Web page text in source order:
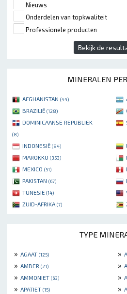
Nieuws
Onderdelen van topkwaliteit
Professionele producten
Bekijk de
MINERALEN
AFGHANISTAN (44)
BRAZILIË (128)
DOMINICAANSE REPUBLIEK
(8)
INDONESIË (84)
MAROKKO (353)
MEXICO (51)
PAKISTAN (67)
TUNESIË (14)
ZUID-AFRIKA (7)
TYPE
» AGAAT (125) »
» AMBER (21) »
» AMMONIET (63) »
» APATIET (15) »